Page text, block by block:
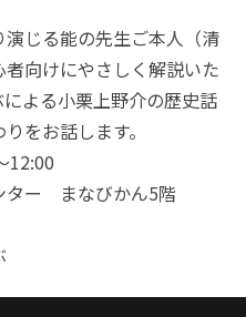
じる能の先生ご本人（清
向けにやさしく解説いた
よる小栗上野介の歴史話
をお話します。
12:00
ター まなびかん5階